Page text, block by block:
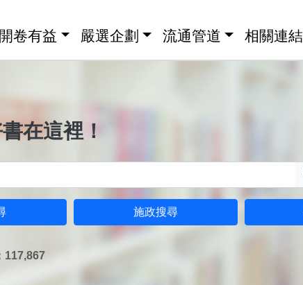
卷有益 嚴選企劃 流通管道 相關連結
在這裡！
施政搜尋
117,867